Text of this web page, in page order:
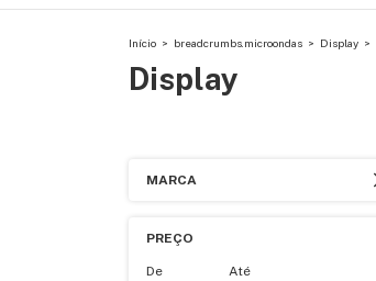
Início > breadcrumbs.microondas > Display >
Display
MARCA
PREÇO
De Até